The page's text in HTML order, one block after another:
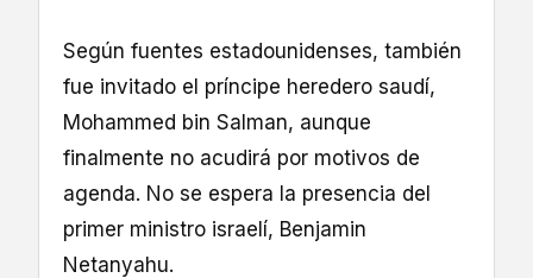
Según fuentes estadounidenses, también
fue invitado el príncipe heredero saudí,
Mohammed bin Salman, aunque
finalmente no acudirá por motivos de
agenda. No se espera la presencia del
primer ministro israelí, Benjamin
Netanyahu.